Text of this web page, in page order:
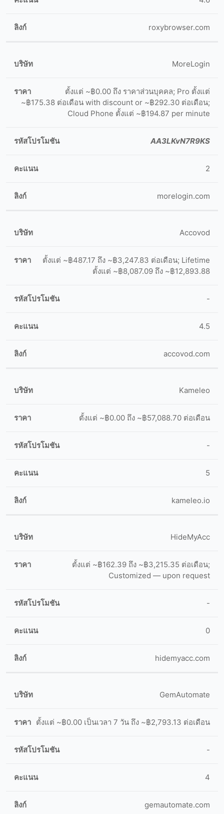
roxybrowser.com
MoreLogin
ตั้งแต่ ~฿0.00 ถึง ราคาส่วนบุคคล; Pro ตั้งแต่
~฿175.38 ต่อเดือน with discount or ~฿292.30 ต่อเดือน;
Cloud Phone ตั้งแต่ ~฿194.87 per minute
AA3LKvN7R9KS
2
morelogin.com
Accovod
ตั้งแต่ ~฿487.17 ถึง ~฿3,247.83 ต่อเดือน; Lifetime
ตั้งแต่ ~฿8,087.09 ถึง ~฿12,893.88
-
4.5
accovod.com
Kameleo
ตั้งแต่ ~฿0.00 ถึง ~฿57,088.70 ต่อเดือน
-
5
kameleo.io
HideMyAcc
ตั้งแต่ ~฿162.39 ถึง ~฿3,215.35 ต่อเดือน;
Customized — upon request
-
0
hidemyacc.com
GemAutomate
ตั้งแต่ ~฿0.00 เป็นเวลา 7 วัน ถึง ~฿2,793.13 ต่อเดือน
-
4
gemautomate.com